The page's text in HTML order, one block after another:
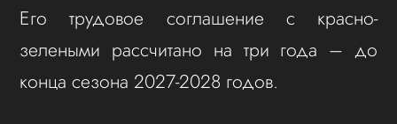
Его трудовое соглашение с красно-
зелеными рассчитано на три года – до
конца сезона 2027-2028 годов.